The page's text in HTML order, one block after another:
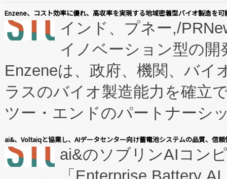
Enzene、コスト効率に優れ、高収率を実現する地域密着型バイオ製造を
インド、プネー,/
イノベーション型の
Enzeneは、政府、機関、バイ
ラスのバイオ製造能力を確立
ツー・エンドのパートナーシ
表しました。 同社の実績ある
manufacturing™ (FCCM™) プ
ai&、Voltaiqと協業し、AIデータセンター向け蓄電池システムの品質、信
ai&のソブリンAIコン